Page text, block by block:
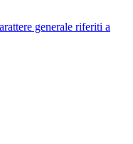
generale riferiti a